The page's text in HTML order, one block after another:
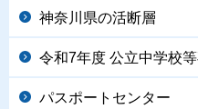
神奈川県の活断層
令和7年度 公立中学校
パスポートセンター